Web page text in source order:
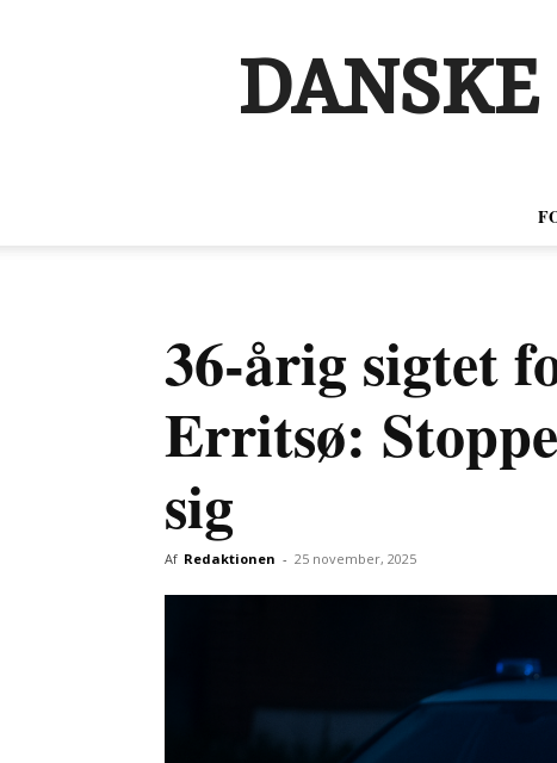
36-årig sigtet
Erritsø:
sig
Af Redaktionen - 25 november, 2025